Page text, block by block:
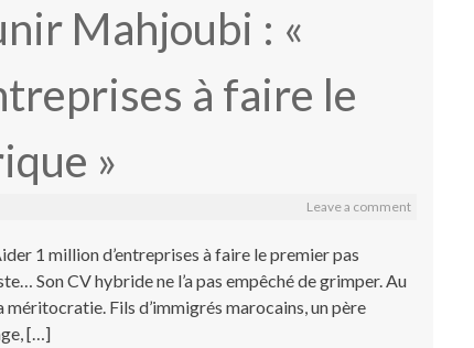
Mahjoubi : «
à faire le
»
Leave a comment
1 million d’entreprises à faire le premier pas
Son CV hybride ne l’a pas empêché de grimper. Au
Fils d’immigrés marocains, un père
[…]